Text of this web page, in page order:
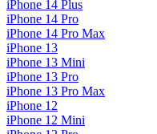
iPhone 14 Plus
iPhone 14 Pro
iPhone 14 Pro Max
iPhone 13
iPhone 13 Mini
iPhone 13 Pro
iPhone 13 Pro Max
iPhone 12
iPhone 12 Mini